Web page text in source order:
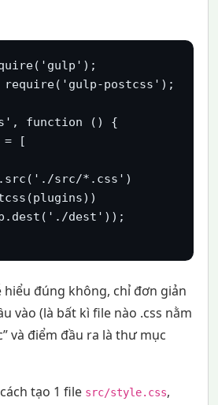
require('gulp-postcss');
function () {
= [
src/*.css')
dest'));
đúng không, chỉ đơn giản
vào (là bất kì file nào .css nằm
và điểm đầu ra là thư mục
tạo 1 file src/style.css,